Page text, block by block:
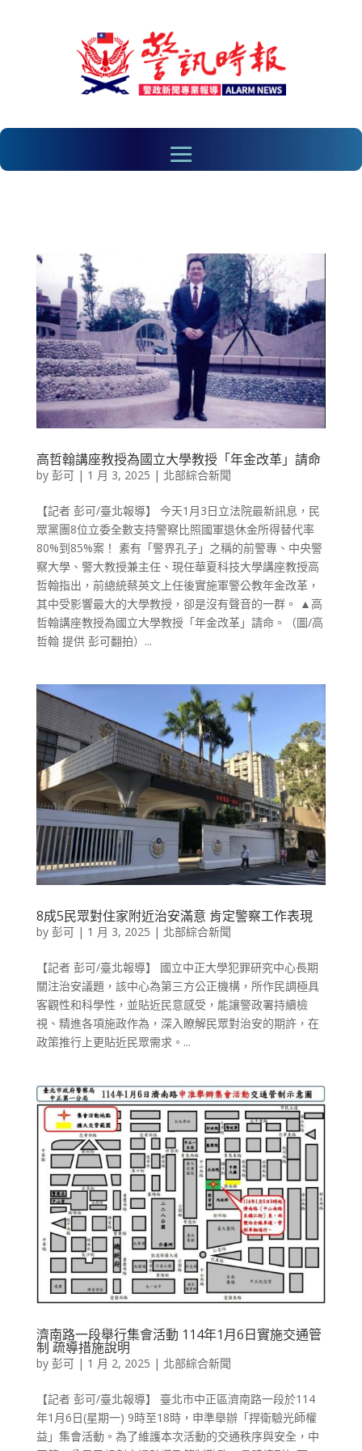
高哲翰講座教授為國立大學教授「年金改革」請命
by 彭可| 1 月 3, 2025 | 北部綜合新聞
【記者 彭可/臺北報導】 今天1月3日立法院最新訊息，民
眾黨團8位立委全數支持警察比照國軍退休金所得替代率
80%到85%案！ 素有「警界孔子」之稱的前警專、中央警
察大學、警大教授兼主任、現任華夏科技大學講座教授高
哲翰指出，前總統蔡英文上任後實施軍警公教年金改革，
其中受影響最大的大學教授，卻是沒有聲音的一群。 ▲高
哲翰講座教授為國立大學教授「年金改革」請命。（圖/高
哲翰 提供 彭可翻拍）...
8成5民眾對住家附近治安滿意 肯定警察工作表現
by 彭可| 1 月 3, 2025 | 北部綜合新聞
【記者 彭可/臺北報導】 國立中正大學犯罪研究中心長期
關注治安議題，該中心為第三方公正機構，所作民調極具
客觀性和科學性，並貼近民意感受，能讓警政署持續檢
視、精進各項施政作為，深入瞭解民眾對治安的期許，在
政策推行上更貼近民眾需求。...
濟南路一段舉行集會活動 114年1月6日實施交通管
制 疏導措施說明
by 彭可| 1 月 2, 2025 | 北部綜合新聞
【記者 彭可/臺北報導】 臺北市中正區濟南路一段於114
年1月6日(星期一) 9時至18時，申準舉辦「捍衛驗光師權
益」集會活動。為了維護本次活動的交通秩序與安全，中